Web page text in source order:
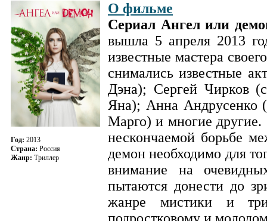
Год: 2013
Страна: Россия
Жанр: Триллер
О фильме
Сериал Ангел или
вышла 5 апреля 2013
известные мастера
снимались известные
Дэна); Сергей Чирков
Яна); Анна Андрусенко
Марго) и многие другие.
нескончаемой борьбе
демон необходимо для
внимание на
пытаются донести до
жанре мистики и